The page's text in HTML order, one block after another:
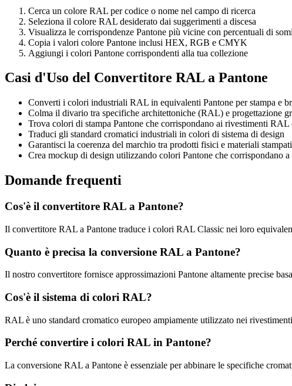
Cerca un colore RAL per codice o nome nel campo di ricerca
Seleziona il colore RAL desiderato dai suggerimenti a discesa
Visualizza le corrispondenze Pantone più vicine con percentuali di
Copia i valori colore Pantone inclusi HEX, RGB e CMYK
Aggiungi i colori Pantone corrispondenti alla tua collezione
Casi d'Uso del Convertitore RAL a Pantone
Converti i colori industriali RAL in equivalenti Pantone per stampa e
Colma il divario tra specifiche architettoniche (RAL) e progettazione
Trova colori di stampa Pantone che corrispondano ai rivestimenti RAL
Traduci gli standard cromatici industriali in colori di sistema di design
Garantisci la coerenza del marchio tra prodotti fisici e materiali stampati
Crea mockup di design utilizzando colori Pantone che corrispondano
Domande frequenti
Cos'è il convertitore RAL a Pantone?
Il convertitore RAL a Pantone traduce i colori RAL Classic nei loro
Quanto è precisa la conversione RAL a Pantone?
Il nostro convertitore fornisce approssimazioni Pantone altamente precise
Cos'è il sistema di colori RAL?
RAL è uno standard cromatico europeo ampiamente utilizzato nei
Perché convertire i colori RAL in Pantone?
La conversione RAL a Pantone è essenziale per abbinare le specifiche